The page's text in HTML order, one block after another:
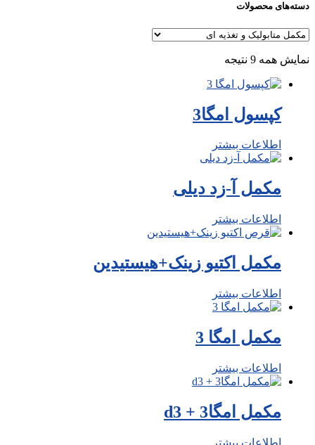
دسته‌های محصولات
نمایش همه 9 نتیجه
کپسول امگا3
اطلاعات بیشتر
مکمل آ-زد دیلی
اطلاعات بیشتر
مکمل اکتیو زینک+هیستیدین
اطلاعات بیشتر
مکمل امگا 3
اطلاعات بیشتر
مکمل امگا3 + d3
اطلاعات بیشتر